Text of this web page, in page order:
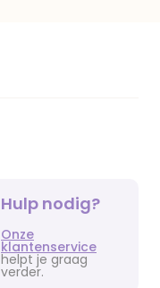
Hulp nodig?
Onze
klantenservice
helpt je graag
verder.